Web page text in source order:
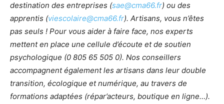
destination des entreprises (sae@cma66.fr) ou des
apprentis (viescolaire@cma66.fr). Artisans, vous n’êtes
pas seuls ! Pour vous aider à faire face, nos experts
mettent en place une cellule d’écoute et de soutien
psychologique (0 805 65 505 0). Nos conseillers
accompagnent également les artisans dans leur double
transition, écologique et numérique, au travers de
formations adaptées (répar’acteurs, boutique en ligne…).